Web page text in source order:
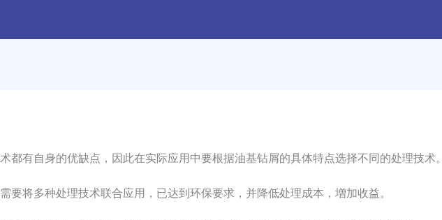
都有自身的优缺点，因此在实际应用中要根据油基钻屑的具体特点选择不同的处理技术。
要将多种处理技术联合应用，已达到环保要求，并降低处理成本，增加收益。